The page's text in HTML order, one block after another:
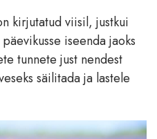
kirjutatud viisil, justkui
iseenda jaoks
tunnete just nendest
säilitada ja lastele